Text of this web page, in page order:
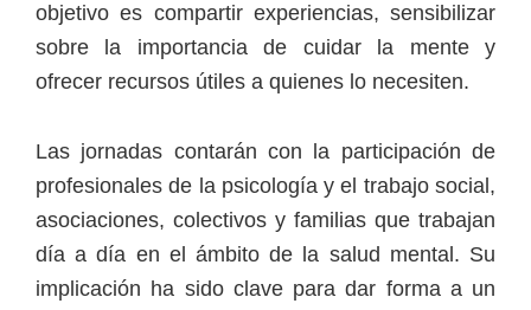
objetivo es compartir experiencias, sensibilizar
sobre la importancia de cuidar la mente y
ofrecer recursos útiles a quienes lo necesiten.
Las jornadas contarán con la participación de
profesionales de la psicología y el trabajo social,
asociaciones, colectivos y familias que trabajan
día a día en el ámbito de la salud mental. Su
implicación ha sido clave para dar forma a un